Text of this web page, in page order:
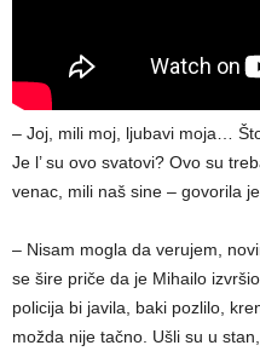
– Joj, mili moj, ljubavi moja…
Je l’ su ovo svatovi? Ovo su
venac, mili naš sine – govorila
– Nisam mogla da verujem,
se šire priče da je Mihailo
policija bi javila, baki pozlilo,
možda nije tačno. Ušli su u